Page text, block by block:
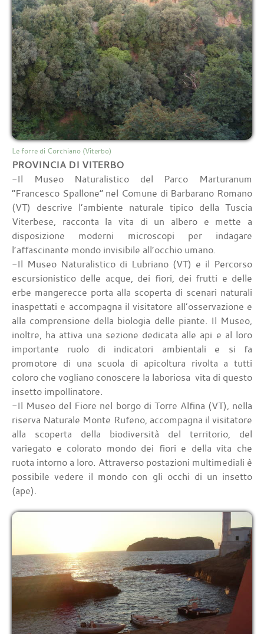
Le forre di Corchiano (Viterbo)
PROVINCIA DI VITERBO
-Il Museo Naturalistico del Parco Marturanum
“Francesco Spallone” nel Comune di Barbarano Romano
(VT) descrive l’ambiente naturale tipico della Tuscia
Viterbese, racconta la vita di un albero e mette a
disposizione moderni microscopi per indagare
l’affascinante mondo invisibile all’occhio umano.
-Il Museo Naturalistico di Lubriano (VT) e il Percorso
escursionistico delle acque, dei fiori, dei frutti e delle
erbe mangerecce porta alla scoperta di scenari naturali
inaspettati e accompagna il visitatore all’osservazione e
alla comprensione della biologia delle piante. Il Museo,
inoltre, ha attiva una sezione dedicata alle api e al loro
importante ruolo di indicatori ambientali e si fa
promotore di una scuola di apicoltura rivolta a tutti
coloro che vogliano conoscere la laboriosa vita di questo
insetto impollinatore.
-Il Museo del Fiore nel borgo di Torre Alfina (VT), nella
riserva Naturale Monte Rufeno, accompagna il visitatore
alla scoperta della biodiversità del territorio, del
variegato e colorato mondo dei fiori e della vita che
ruota intorno a loro. Attraverso postazioni multimediali è
possibile vedere il mondo con gli occhi di un insetto
(ape).